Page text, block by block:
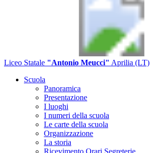
Liceo Statale "Antonio Meucci" Aprilia (LT)
Scuola
Panoramica
Presentazione
I luoghi
I numeri della scuola
Le carte della scuola
Organizzazione
La storia
Ricevimento Orari Segreterie